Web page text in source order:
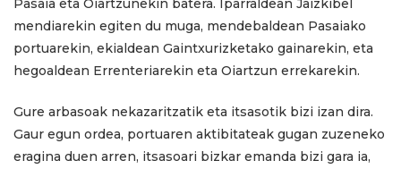
mendiarekin egiten du muga, mendebaldean Pasaiako
portuarekin, ekialdean Gaintxurizketako gainarekin, eta
hegoaldean Errenteriarekin eta Oiartzun errekarekin.
Gure arbasoak nekazaritzatik eta itsasotik bizi izan dira.
Gaur egun ordea, portuaren aktibitateak gugan zuzeneko
eragina duen arren, itsasoari bizkar emanda bizi gara ia,